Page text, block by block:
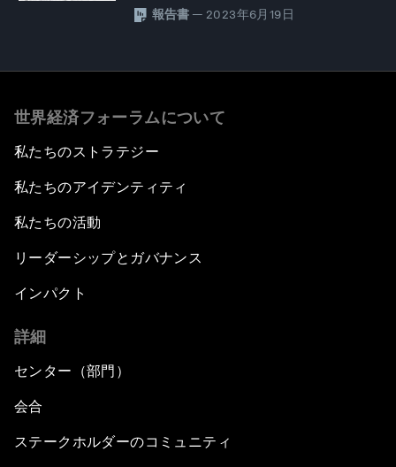
報告書 — 2023年6月19日
世界経済フォーラムについて
私たちのストラテジー
私たちのアイデンティティ
私たちの活動
リーダーシップとガバナンス
インパクト
詳細
センター（部門）
会合
ステークホルダーのコミュニティ